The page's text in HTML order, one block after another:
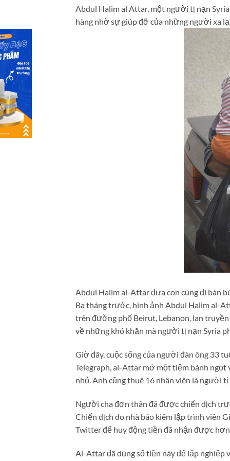
Abdul Halim al Attar, một người tị nạn
hàng nhờ sự giúp đỡ của những người xa
Abdul Halim al-Attar đưa con cùng đi bán
Ba tháng trước, hình ảnh Abdul Halim al-
trên đường phố Beirut, Lebanon, lan
về những khó khăn mà người tị nạn Syria
Giờ đây, cuộc sống của người đàn ông 33
Telegraph, al-Attar mở một tiệm bánh ngọt
nhỏ. Anh cũng thuê 16 nhân viên là người
Người cha đơn thân đã được chiến dịch
Chiến dịch do nhà báo kiêm lập trình viên
Twitter để huy động tiền đã nhận được
Al-Attar đã dùng số tiền này để lập nghiệp